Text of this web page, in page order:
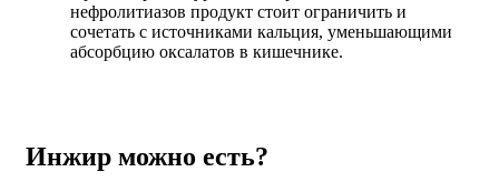
нефролитиазов продукт стоит ограничить и
сочетать с источниками кальция, уменьшающими
абсорбцию оксалатов в кишечнике.
Инжир можно есть?